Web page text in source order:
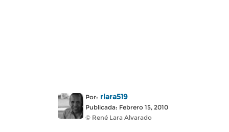
Por: rlara519
Publicada: Febrero 15, 2010
© René Lara Alvarado